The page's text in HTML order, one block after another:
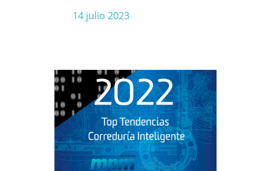
14 julio 2023